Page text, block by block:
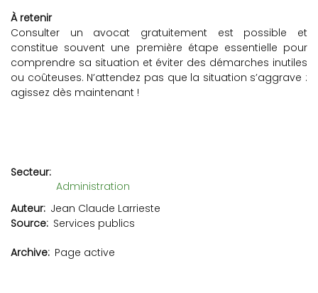
À retenir
Consulter un avocat gratuitement est possible et
constitue souvent une première étape essentielle pour
comprendre sa situation et éviter des démarches inutiles
ou coûteuses. N’attendez pas que la situation s’aggrave :
agissez dès maintenant !
Secteur
Administration
Auteur Jean Claude Larrieste
Source Services publics
Archive Page active